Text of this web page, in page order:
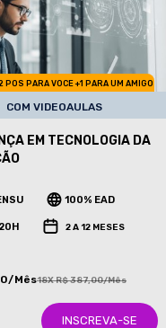
POS PARA VOCE +1 PARA UM AMIGO
COM VIDEOAULAS
EM TECNOLOGIA DA
100% EAD
2 A 12 MESES
Mês18X R$ 387,00/Mês
INSCREVA-SE